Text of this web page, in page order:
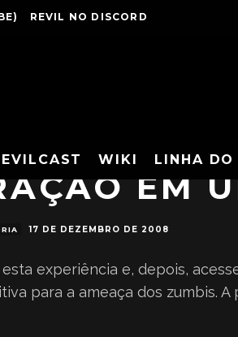
REVIL NO DISCORD
WIKI LINHA DO
EM
17 DE DEZEMBRO DE 2008
experiência e, depois,
para a ameaça dos zumbis. A